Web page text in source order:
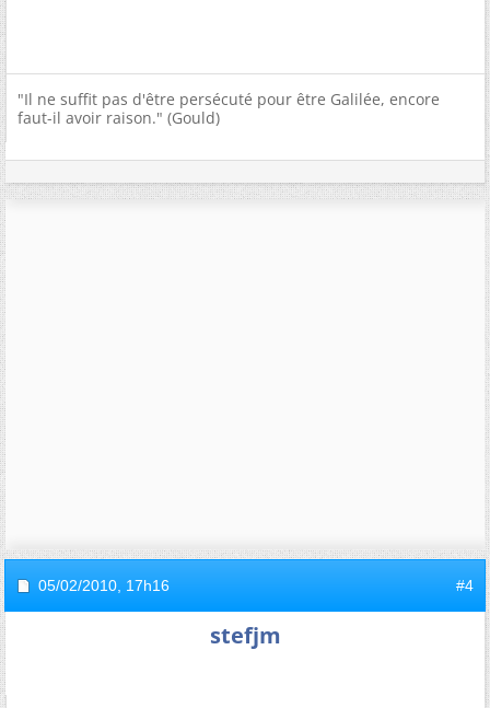
"Il ne suffit pas d'être persécuté pour être Galilée, encore
faut-il avoir raison." (Gould)
05/02/2010, 17h16 #4
stefjm